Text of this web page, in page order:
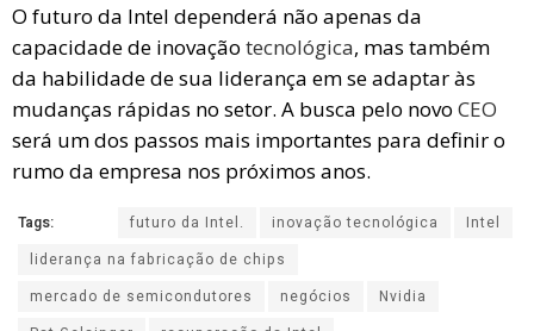
O futuro da Intel dependerá não apenas da
capacidade de inovação tecnológica, mas também
da habilidade de sua liderança em se adaptar às
mudanças rápidas no setor. A busca pelo novo CEO
será um dos passos mais importantes para definir o
rumo da empresa nos próximos anos.
Tags: futuro da Intel. inovação tecnológica
Intel
liderança na fabricação de chips
mercado de semicondutores
negócios
Nvidia